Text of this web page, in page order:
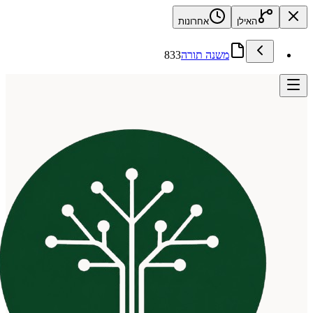
האילן אחרונות
משנה תורה833